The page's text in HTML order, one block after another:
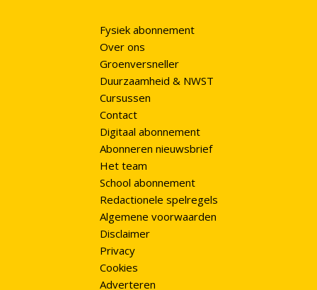
Fysiek abonnement
Over ons
Groenversneller
Duurzaamheid & NWST
Cursussen
Contact
Digitaal abonnement
Abonneren nieuwsbrief
Het team
School abonnement
Redactionele spelregels
Algemene voorwaarden
Disclaimer
Privacy
Cookies
Adverteren